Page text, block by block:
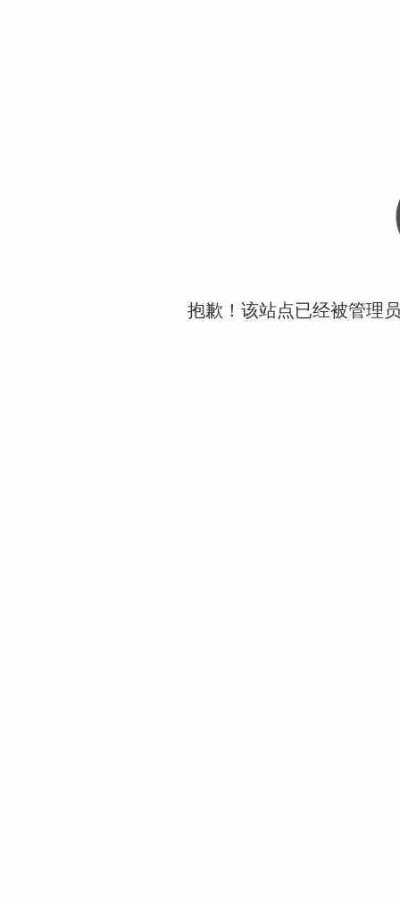
抱歉！该站点已经被管理